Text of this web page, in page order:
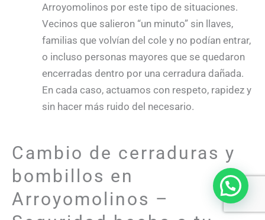
Arroyomolinos por este tipo de situaciones.
Vecinos que salieron “un minuto” sin llaves,
familias que volvían del cole y no podían entrar,
o incluso personas mayores que se quedaron
encerradas dentro por una cerradura dañada.
En cada caso, actuamos con respeto, rapidez y
sin hacer más ruido del necesario.
Cambio de cerraduras y
bombillos en
Arroyomolinos –